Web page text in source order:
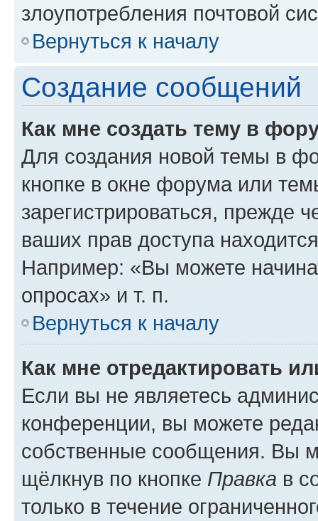
злоупотребления почтовой
Вернуться к началу
Создание сообщений
Как мне создать тему в
Для создания новой темы в
кнопке в окне форума или
зарегистрироваться, прежде
ваших прав доступа
Например: «Вы можете
опросах» и т. п.
Вернуться к началу
Как мне отредактировать
Если вы не являетесь
конференции, вы можете
собственные сообщения. Вы
щёлкнув по кнопке Правка в
только в течение